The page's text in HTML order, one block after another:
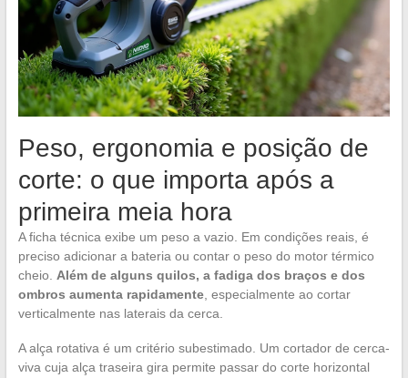
Peso, ergonomia e posição de
corte: o que importa após a
primeira meia hora
A ficha técnica exibe um peso a vazio. Em condições reais, é
preciso adicionar a bateria ou contar o peso do motor térmico
cheio. Além de alguns quilos, a fadiga dos braços e dos
ombros aumenta rapidamente, especialmente ao cortar
verticalmente nas laterais da cerca.
A alça rotativa é um critério subestimado. Um cortador de cerca-
viva cuja alça traseira gira permite passar do corte horizontal